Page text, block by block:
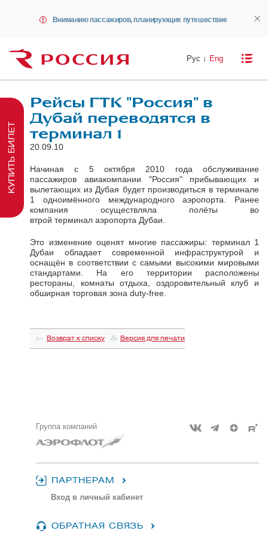
Вниманию пассажиров, планирующих путешествие
Рус Eng
Рейсы ГТК "Россия" в
Дубай переводятся в
терминал 1
20.09.10
Начиная с 5 октября 2010 года обслуживание
пассажиров авиакомпании "Россия" прибывающих и
вылетающих из Дубая будет производиться в терминале
1 одноимённого международного аэропорта. Ранее
компания осуществляла полёты во
втрой терминал аэропорта Дубаи.
Это изменение оценят многие пассажиры: терминал 1
Дубаи обладает современной инфраструктурой и
оснащён в соответствии с самыми высокими мировыми
стандартами. На его территории расположены
рестораны, комнаты отдыха, оздоровительный клуб и
обширная торговая зона duty-free.
Возврат к списку Версия для печати
Группа компаний
ПАРТНЕРАМ
Вход в личный кабинет
ОБРАТНАЯ СВЯЗЬ
КУПИТЬ БИЛЕТ